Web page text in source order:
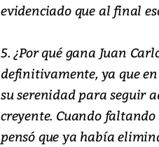
evidenciado que al final
5. ¿Por qué gana Juan
definitivamente, ya que
su serenidad para seguir
creyente. Cuando
pensó que ya había